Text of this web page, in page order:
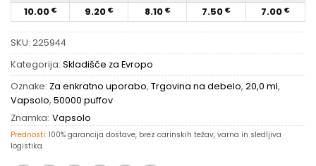
10.00 € 9.20 € 8.10 € 7.50 € 7.00 €
SKU: 225944
Kategorija: Skladišče za Evropo
Oznake: Za enkratno uporabo, Trgovina na debelo, 20,0 ml,
Vapsolo, 50000 puffov
Znamka: Vapsolo
Prednosti: 100% garancija dostave, brez carinskih težav, varna in sledljiva
logistika.